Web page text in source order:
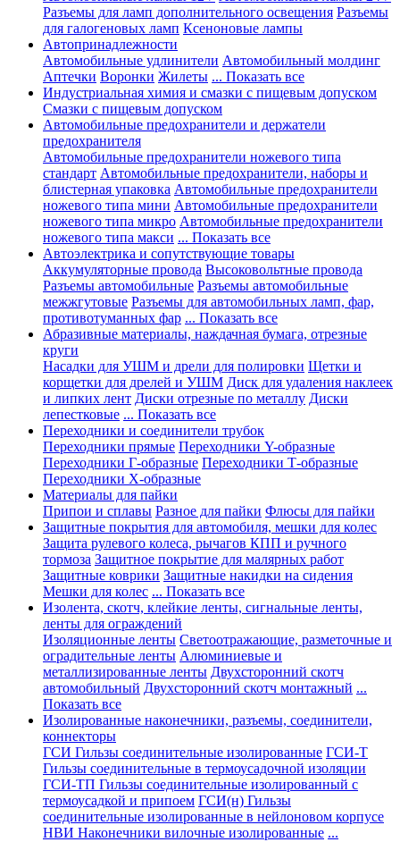
Разъемы для ламп дополнительного освещения Разъемы
для галогеновых ламп Ксеноновые лампы
Автопринадлежности
Автомобильные удлинители Автомобильный молдинг
Аптечки Воронки Жилеты ... Показать все
Индустриальная химия и смазки с пищевым допуском
Смазки с пищевым допуском
Автомобильные предохранители и держатели
предохранителя
Автомобильные предохранители ножевого типа
стандарт Автомобильные предохранители, наборы и
блистерная упаковка Автомобильные предохранители
ножевого типа мини Автомобильные предохранители
ножевого типа микро Автомобильные предохранители
ножевого типа макси ... Показать все
Автоэлектрика и сопутствующие товары
Аккумуляторные провода Высоковольтные провода
Разъемы автомобильные Разъемы автомобильные
межжгутовые Разъемы для автомобильных ламп, фар,
противотуманных фар ... Показать все
Абразивные материалы, наждачная бумага, отрезные
круги
Насадки для УШМ и дрели для полировки Щетки и
корщетки для дрелей и УШМ Диск для удаления наклеек
и липких лент Диски отрезные по металлу Диски
лепестковые ... Показать все
Переходники и соединители трубок
Переходники прямые Переходники Y-образные
Переходники Г-образные Переходники Т-образные
Переходники Х-образные
Материалы для пайки
Припои и сплавы Разное для пайки Флюсы для пайки
Защитные покрытия для автомобиля, мешки для колес
Защита рулевого колеса, рычагов КПП и ручного
тормоза Защитное покрытие для малярных работ
Защитные коврики Защитные накидки на сидения
Мешки для колес ... Показать все
Изолента, скотч, клейкие ленты, сигнальные ленты,
ленты для ограждений
Изоляционные ленты Светоотражающие, разметочные и
оградительные ленты Алюминиевые и
металлизированные ленты Двухсторонний скотч
автомобильный Двухсторонний скотч монтажный ...
Показать все
Изолированные наконечники, разъемы, соединители,
коннекторы
ГСИ Гильзы соединительные изолированные ГСИ-Т
Гильзы соединительные в термоусадочной изоляции
ГСИ-ТП Гильзы соединительные изолированный с
термоусадкой и припоем ГСИ(н) Гильзы
соединительные изолированные в нейлоновом корпусе
НВИ Наконечники вилочные изолированные ...